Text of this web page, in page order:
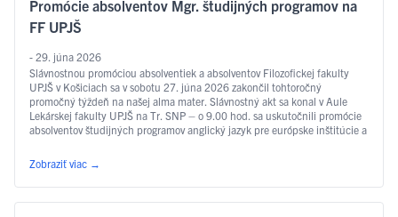
Promócie absolventov Mgr. študijných programov na
FF UPJŠ
- 29. júna 2026
Slávnostnou promóciou absolventiek a absolventov Filozofickej fakulty
UPJŠ v Košiciach sa v sobotu 27. júna 2026 zakončil tohtoročný
promočný týždeň na našej alma mater. Slávnostný akt sa konal v Aule
Lekárskej fakulty UPJŠ na Tr. SNP – o 9.00 hod. sa uskutočnili promócie
absolventov študijných programov anglický jazyk pre európske inštitúcie a
Čítať ďalej
Zobraziť viac →